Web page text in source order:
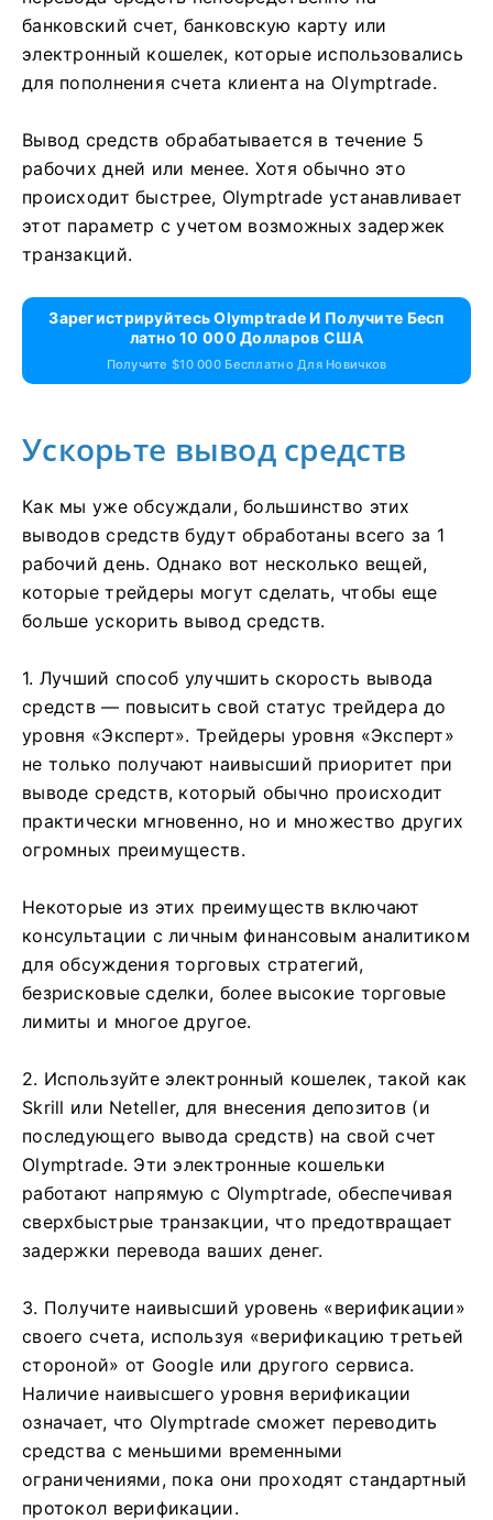
банковский счет, банковскую карту или
электронный кошелек, которые использовались
для пополнения счета клиента на Olymptrade.
Вывод средств обрабатывается в течение 5
рабочих дней или менее. Хотя обычно это
происходит быстрее, Olymptrade устанавливает
этот параметр с учетом возможных задержек
транзакций.
Зарегистрируйтесь Olymptrade И Получите Бесп
Латно 10 000 Долларов США
Получите $10 000 Бесплатно Для Новичков
Ускорьте вывод средств
Как мы уже обсуждали, большинство этих
выводов средств будут обработаны всего за 1
рабочий день. Однако вот несколько вещей,
которые трейдеры могут сделать, чтобы еще
больше ускорить вывод средств.
1. Лучший способ улучшить скорость вывода
средств — повысить свой статус трейдера до
уровня «Эксперт». Трейдеры уровня «Эксперт»
не только получают наивысший приоритет при
выводе средств, который обычно происходит
практически мгновенно, но и множество других
огромных преимуществ.
Некоторые из этих преимуществ включают
консультации с личным финансовым аналитиком
для обсуждения торговых стратегий,
безрисковые сделки, более высокие торговые
лимиты и многое другое.
2. Используйте электронный кошелек, такой как
Skrill или Neteller, для внесения депозитов (и
последующего вывода средств) на свой счет
Olymptrade. Эти электронные кошельки
работают напрямую с Olymptrade, обеспечивая
сверхбыстрые транзакции, что предотвращает
задержки перевода ваших денег.
3. Получите наивысший уровень «верификации»
своего счета, используя «верификацию третьей
стороной» от Google или другого сервиса.
Наличие наивысшего уровня верификации
означает, что Olymptrade сможет переводить
средства с меньшими временными
ограничениями, пока они проходят стандартный
протокол верификации.